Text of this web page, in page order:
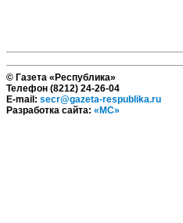
© Газета «Республика»
Телефон (8212) 24-26-04
E-mail: secr@gazeta-respublika.ru
Разработка сайта: «МС»